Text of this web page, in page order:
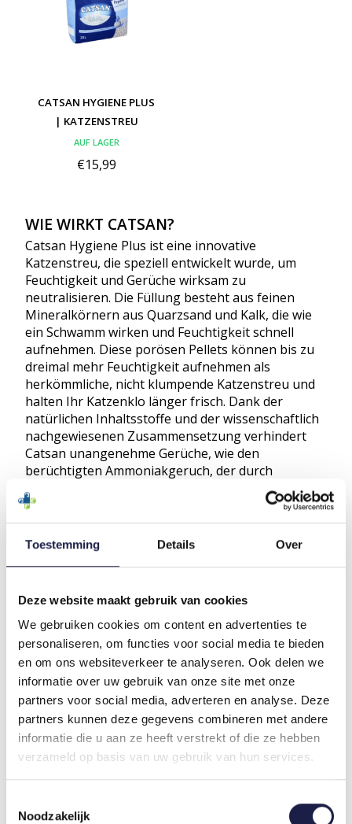
Toestemming Details Over
Deze website maakt gebruik van cookies
We gebruiken cookies om content en advertenties te
personaliseren, om functies voor social media te bieden
en om ons websiteverkeer te analyseren. Ook delen we
informatie over uw gebruik van onze site met onze
partners voor social media, adverteren en analyse. Deze
partners kunnen deze gegevens combineren met andere
informatie die u aan ze heeft verstrekt of die ze hebben
verzameld op basis van uw gebruik van hun services.
Noodzakelijk
CATSAN HYGIENE PLUS
| KATZENSTREU
AUF LAGER
€15,99
WIE WIRKT CATSAN?
Catsan Hygiene Plus ist eine innovative
Katzenstreu, die speziell entwickelt wurde, um
Feuchtigkeit und Gerüche wirksam zu
neutralisieren. Die Füllung besteht aus feinen
Mineralkörnern aus Quarzsand und Kalk, die wie
ein Schwamm wirken und Feuchtigkeit schnell
aufnehmen. Diese porösen Pellets können bis zu
dreimal mehr Feuchtigkeit aufnehmen als
herkömmliche, nicht klumpende Katzenstreu und
halten Ihr Katzenklo länger frisch. Dank der
natürlichen Inhaltsstoffe und der wissenschaftlich
nachgewiesenen Zusammensetzung verhindert
Catsan unangenehme Gerüche, wie den
berüchtigten Ammoniakgeruch, der durch
Bakterien entsteht, die den Urin zersetzen.
VORTEILE VON CATSAN:
Dreimal wirksamere Geruchskontrolle:
Verhindert Gerüche bis zu dreimal besser als
herkömmliche Katzenstreu.
absorbieren Feuchtigkeit wie ein Schwamm.
100% natürliches Material: Hergestellt aus rein
natürlichen Zutaten.
Staubfrei: Vermeidet Staubbildung und sorgt
für eine saubere Umgebung.
SORTIMENT
Das Sortiment von Catsan umfasst verschiedene
Arten von Katzenstreu, die alle auf das
Wohlbefinden Ihrer Katze und die Bequemlichkeit
des Besitzers ausgerichtet sind. Neben dem
Beuteln erhältlich ist, bietet Catsan auch Varianten